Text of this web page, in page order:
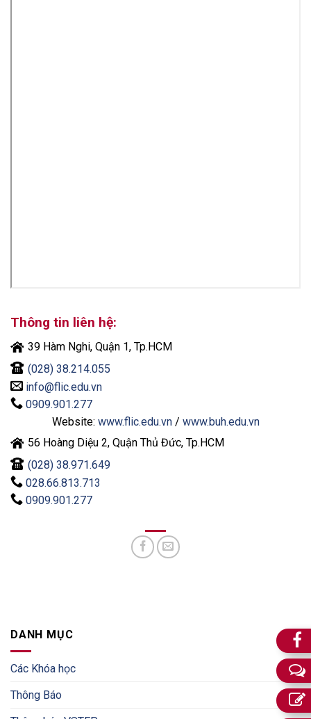
Thông tin liên hệ:
39 Hàm Nghi, Quận 1, Tp.HCM
(028) 38.214.055
info@flic.edu.vn
0909.901.277
Website: www.flic.edu.vn/ www.buh.edu.vn
56 Hoàng Diệu 2, Quận Thủ Đức, Tp.HCM
(028) 38.971.649
028.66.813.713
0909.901.277
DANH MỤC
Các Khóa học
Thông Báo